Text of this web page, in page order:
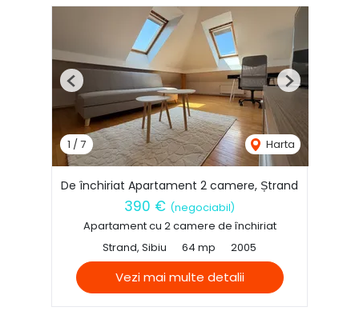
1 / 7 Harta
Previous Next
De închiriat Apartament 2 camere, Ștrand
390 € (negociabil)
Apartament cu 2 camere de închiriat
Strand, Sibiu
64 mp 2005
Vezi mai multe detalii